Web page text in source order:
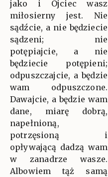
jako i Ojciec wasz
miłosierny jest. Nie
sądźcie, a nie będziecie
sądzeni; nie
potępiajcie, a nie
będziecie potępieni;
odpuszczajcie, a będzie
wam odpuszczone.
Dawajcie, a będzie wam
dane, miarę dobrą,
napełnioną,
potrzęsioną i
opływającą dadzą wam
w zanadrze wasze.
Albowiem tąż samą